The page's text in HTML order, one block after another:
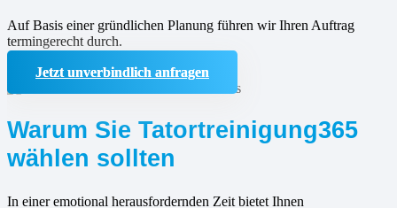
Auf Basis einer gründlichen Planung führen wir Ihren Auftrag
termingerecht durch.
Jetzt unverbindlich anfragen
Warum Sie Tatortreinigung365
wählen sollten
In einer emotional herausfordernden Zeit bietet Ihnen